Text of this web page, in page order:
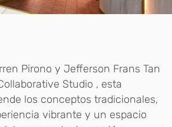
Pirono y Jefferson Frans Tan
Studio , esta
los conceptos tradicionales,
vibrante y un espacio